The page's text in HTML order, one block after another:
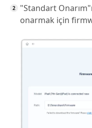
"Standart
onarmak için